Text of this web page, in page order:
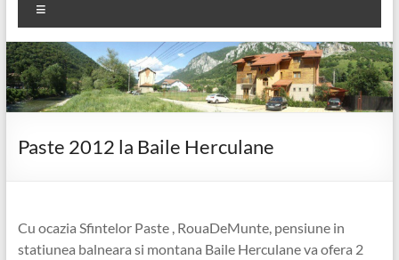
Paste 2012 la Baile Herculane
Cu ocazia Sfintelor Paste , RouaDeMunte, pensiune in
statiunea balneara si montana Baile Herculane va ofera 2